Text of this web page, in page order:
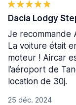
25 déc. 2024
Dacia Lodgy
Je recommande
La voiture était
moteur ! Aircar
l’aéroport de
location de 30j.